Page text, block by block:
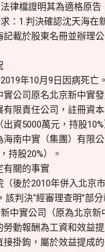
律檔證明其為適格原
：1.判決確認沈天海
載於股東名冊並辦理
年10月9日因病死亡。
公司原名北京新中實
限責任公司，註冊資
資5000萬元，持股
南中實（集團）有限
持股20%）。
有關的事實
後於2010年併入北京
該判決“經審理查明”部
中實公司（原為北京
動報酬為工資和效益
掛鉤，屬於效益提成